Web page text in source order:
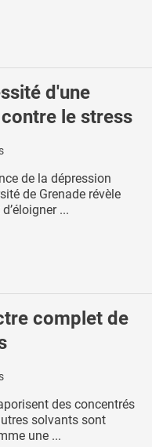
d'une
le stress
de la dépression
de Grenade révèle
...
complet de
des concentrés
solvants sont
une ...